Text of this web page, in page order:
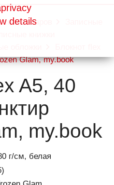
товаров
Glam, my.book
A5, 40
my.book
г/см, белая
details